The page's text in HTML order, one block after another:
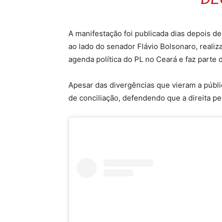
A manifestação foi publicada dias depois
ao lado do senador Flávio Bolsonaro,
agenda política do PL no Ceará e faz parte
Apesar das divergências que vieram a
de conciliação, defendendo que a direita